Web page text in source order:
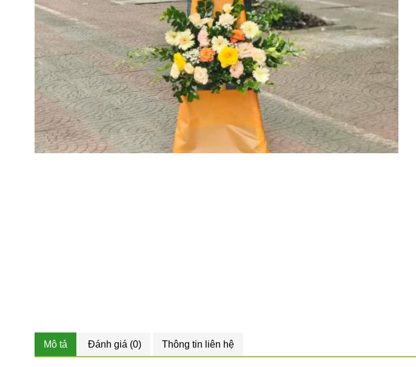
Mô tả Đánh giá (0) Thông tin liên hệ